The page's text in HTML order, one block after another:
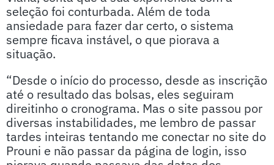
seleção foi conturbada. Além de toda
ansiedade para fazer dar certo, o sistema
sempre ficava instável, o que piorava a
situação.
“Desde o início do processo, desde as inscrição
até o resultado das bolsas, eles seguiram
direitinho o cronograma. Mas o site passou por
diversas instabilidades, me lembro de passar
tardes inteiras tentando me conectar no site do
Prouni e não passar da página de login, isso